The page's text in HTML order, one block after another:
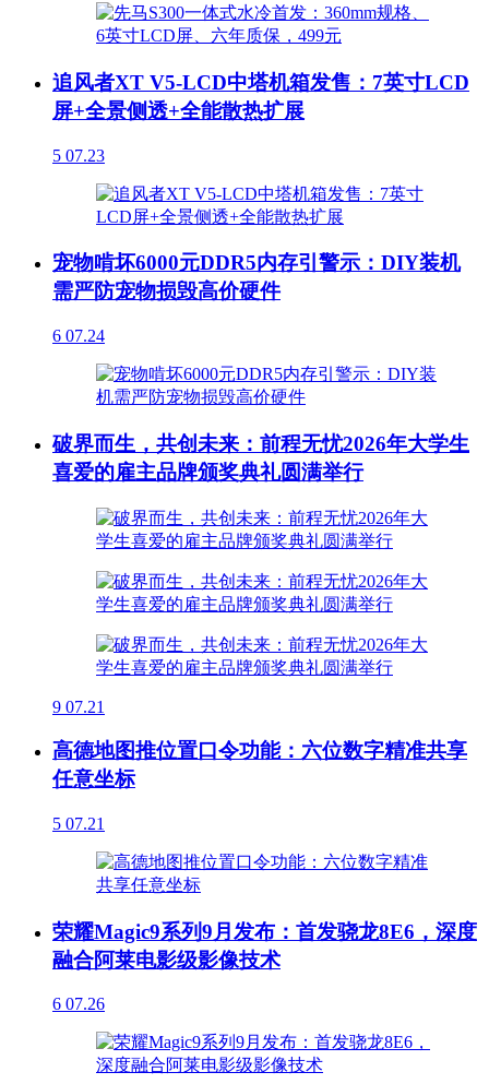
追风者XT V5-LCD中塔机箱发售：7英寸LCD
屏+全景侧透+全能散热扩展
5 07.23
宠物啃坏6000元DDR5内存引警示：DIY装机
需严防宠物损毁高价硬件
6 07.24
破界而生，共创未来：前程无忧2026年大学生
喜爱的雇主品牌颁奖典礼圆满举行
9 07.21
高德地图推位置口令功能：六位数字精准共享
任意坐标
5 07.21
荣耀Magic9系列9月发布：首发骁龙8E6，深度
融合阿莱电影级影像技术
6 07.26